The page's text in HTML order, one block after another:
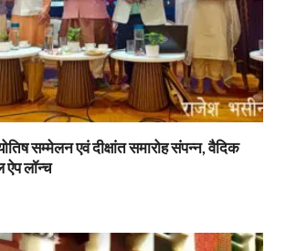
सम्मेलन एवं दीक्षांत समारोह संपन्न, वैदिक
ऐप लॉन्च